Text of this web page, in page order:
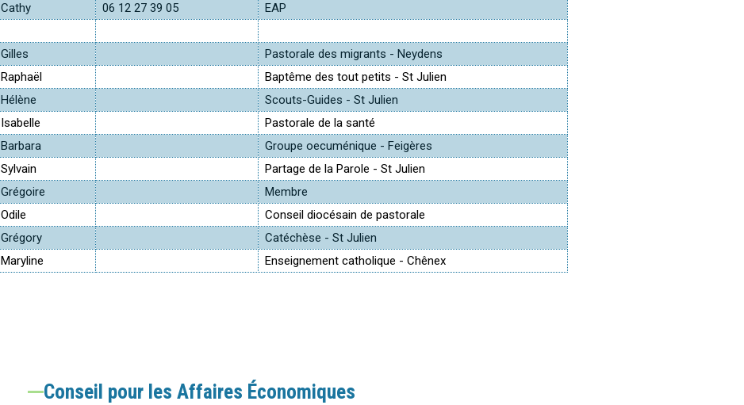
Cathy 06 12 27 39 05 EAP
Gilles
Pastorale des migrants - Neydens
Raphaël
Baptême des tout petits - St Julien
Hélène
Scouts-Guides - St Julien
Isabelle
Pastorale de la santé
Barbara
Groupe oecuménique - Feigères
Sylvain
Partage de la Parole - St Julien
Grégoire
Membre
Odile
Conseil diocésain de pastorale
Grégory
Catéchèse - St Julien
Maryline Enseignement catholique - Chênex
Conseil pour les Affaires Économiques